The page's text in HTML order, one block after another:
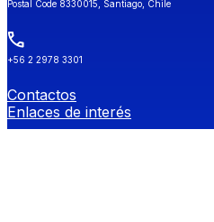
Postal Code 8330015, Santiago, Chile
+56 2 2978 3301
Contactos
Enlaces de interés